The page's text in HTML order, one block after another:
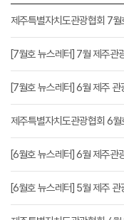
제주특별자치도관광협회 7월
[7월호 뉴스레터] 7월 제주관
[7월호 뉴스레터] 6월 제주 관
제주특별자치도관광협회 6월
[6월호 뉴스레터] 6월 제주관
[6월호 뉴스레터] 5월 제주 관